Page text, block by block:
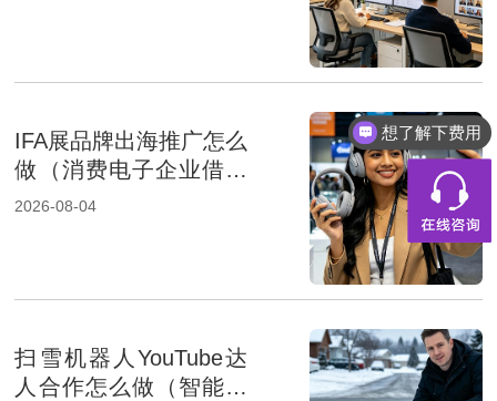
IFA展品牌出海推广怎么
做（消费电子企业借助
展会出海）
2026-08-04
扫雪机器人YouTube达
人合作怎么做（智能家
想了解下费用